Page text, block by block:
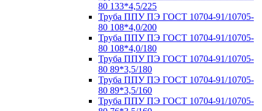
80 133*4,5/225
Труба ППУ ПЭ ГОСТ 10704-91/10705-
80 108*4,0/200
Труба ППУ ПЭ ГОСТ 10704-91/10705-
80 108*4,0/180
Труба ППУ ПЭ ГОСТ 10704-91/10705-
80 89*3,5/180
Труба ППУ ПЭ ГОСТ 10704-91/10705-
80 89*3,5/160
Труба ППУ ПЭ ГОСТ 10704-91/10705-